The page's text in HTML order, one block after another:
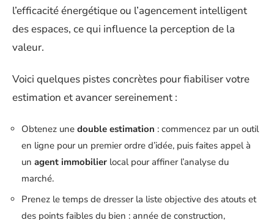
l’efficacité énergétique ou l’agencement intelligent
des espaces, ce qui influence la perception de la
valeur.
Voici quelques pistes concrètes pour fiabiliser votre
estimation et avancer sereinement :
Obtenez une double estimation : commencez par un outil
en ligne pour un premier ordre d’idée, puis faites appel à
un agent immobilier local pour affiner l’analyse du
marché.
Prenez le temps de dresser la liste objective des atouts et
des points faibles du bien : année de construction,